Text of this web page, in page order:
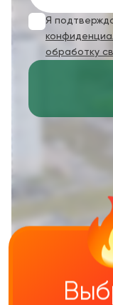
Я
обработку